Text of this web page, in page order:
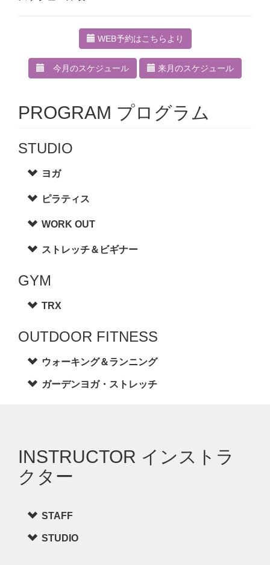
WEB予約はこちらより
今月のスケジュール 来月のスケジュール
PROGRAM プログラム
STUDIO
ヨガ
ピラティス
WORK OUT
ストレッチ＆ビギナー
GYM
TRX
OUTDOOR FITNESS
ウォーキング＆ランニング
ガーデンヨガ・ストレッチ
INSTRUCTOR インストラ
クター
STAFF
STUDIO